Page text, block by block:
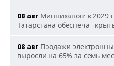
08 авг Минниханов: к 2029
Татарстана обеспечат
08 авг Продажи
выросли на 65% за семь